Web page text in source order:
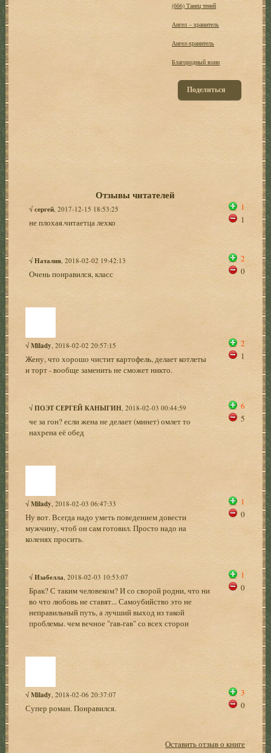
(бб6) Танец теней
Ангел – хранитель
Ангел-хранитель
Благородный воин
Поделиться
Отзывы читателей
√сергей , 2017-12-15 18:53:25
не плохая.читаетца лехко
1
1
√Наталия , 2018-02-02 19:42:13
Очень понравился, класс
2
0
√Milady , 2018-02-02 20:57:15
Жену, что хорошо чистит картофель, делает котлеты
и торт - вообще заменить не сможет никто.
2
1
√ПОЭТ СЕРГЕЙ КАНЫГИН , 2018-02-03 00:44:59
че за гон? если жена не делает (минет) омлет то
нахрена её обед
6
5
√Milady , 2018-02-03 06:47:33
Ну вот. Всегда надо уметь поведением довести
мужчину, чтоб он сам готовил. Просто надо на
коленях просить.
1
0
√Изабелла , 2018-02-03 10:53:07
Брак? С таким человеком? И со сворой родни, что ни
во что любовь не ставят... Самоубийство это не
неправильный путь, а лучший выход из такой
проблемы. чем вечное "гав-гав" со всех сторон
1
0
√Milady , 2018-02-06 20:37:07
Супер роман. Понравился.
3
0
Оставить отзыв о книге